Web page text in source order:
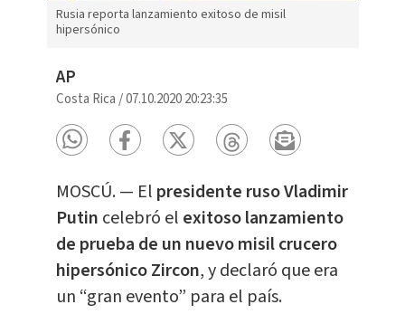
Rusia reporta lanzamiento exitoso de misil
hipersónico
AP
Costa Rica /07.10.2020 20:23:35
MOSCÚ. — El presidente ruso Vladimir
Putin celebró el exitoso lanzamiento
de prueba de un nuevo misil crucero
hipersónico Zircon, y declaró que era
un “gran evento” para el país.